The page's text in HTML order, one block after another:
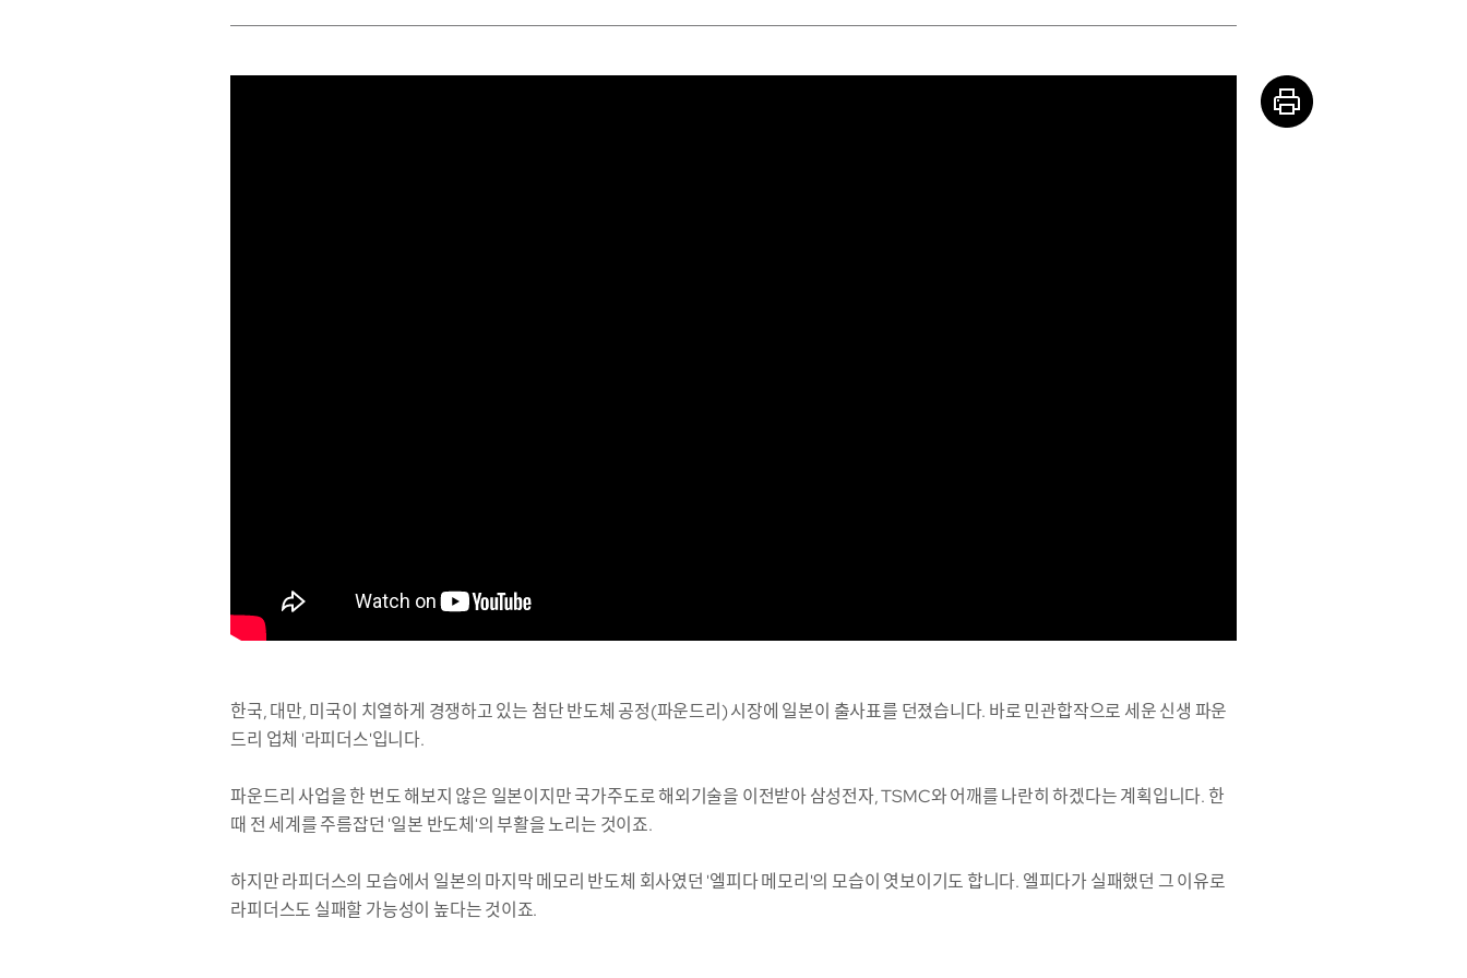
한국, 대만, 미국이 치열하게 경쟁하고 있는 첨단 반도체 공정(파운드리) 시장에 일본이 출사표를 던졌습니다. 바로 민관합작으로 세운 신생 파운
드리 업체 '라피더스'입니다.
파운드리 사업을 한 번도 해보지 않은 일본이지만 국가주도로 해외기술을 이전받아 삼성전자, TSMC와 어깨를 나란히 하겠다는 계획입니다. 한
때 전 세계를 주름잡던 '일본 반도체'의 부활을 노리는 것이죠.
하지만 라피더스의 모습에서 일본의 마지막 메모리 반도체 회사였던 '엘피다 메모리'의 모습이 엿보이기도 합니다. 엘피다가 실패했던 그 이유로
라피더스도 실패할 가능성이 높다는 것이죠.